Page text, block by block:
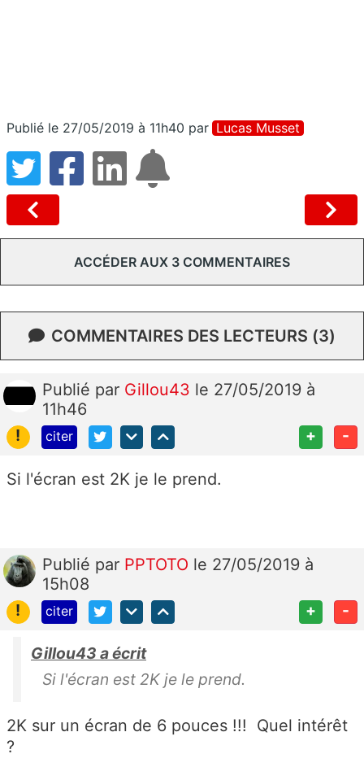
Publié le 27/05/2019 à 11h40 par Lucas Musset
ACCÉDER AUX 3 COMMENTAIRES
COMMENTAIRES DES LECTEURS (3)
Publié par Gillou43 le 27/05/2019 à
11h46
!
citer + -
Si l'écran est 2K je le prend.
Publié par PPTOTO le 27/05/2019 à
15h08
!
citer + -
Gillou43 a écrit
Si l'écran est 2K je le prend.
2K sur un écran de 6 pouces !!! Quel intérêt
?